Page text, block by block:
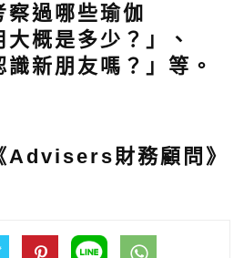
過哪些瑜伽
概是多少？」、
識新朋友嗎？」等。
Advisers財務顧問》